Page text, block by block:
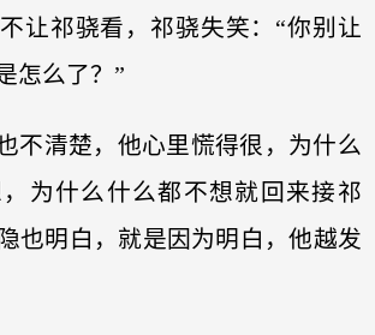
让祁骁看，祁骁失笑：“你别让
怎么了？”
不清楚，他心里慌得很，为什么
为什么什么都不想就回来接祁
也明白，就是因为明白，他越发